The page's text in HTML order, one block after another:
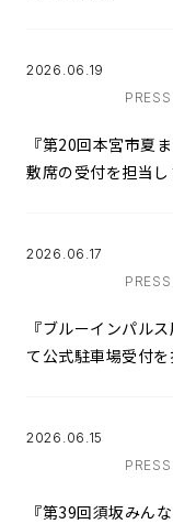
2026.06.19
『第20回本宮市夏
敷席の受付を担当し
2026.06.17
『ブルーインパル
て公式駐車場受付を
2026.06.15
『第39回須坂みん